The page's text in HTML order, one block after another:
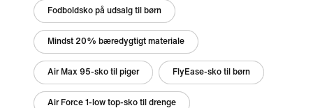
Fodboldsko på udsalg til børn
Mindst 20% bæredygtigt materiale
Air Max 95-sko til piger FlyEase-sko til børn
Air Force 1-low top-sko til drenge